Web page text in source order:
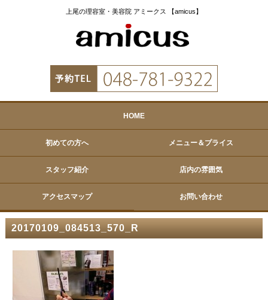
上尾の理容室・美容院 アミークス 【amicus】
HOME
初めての方へ メニュー＆プライス
スタッフ紹介 店内の雰囲気
アクセスマップ お問い合わせ
20170109_084513_570_R